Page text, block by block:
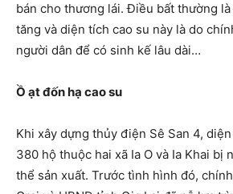
bán cho thương lái. Điều bất thường
tăng và diện tích cao su này là do
người dân để có sinh kế lâu dài…
Ồ ạt đốn hạ cao su
Khi xây dựng thủy điện Sê San 4,
380 hộ thuộc hai xã Ia O và Ia Khai bị
thể sản xuất. Trước tình hình đó,